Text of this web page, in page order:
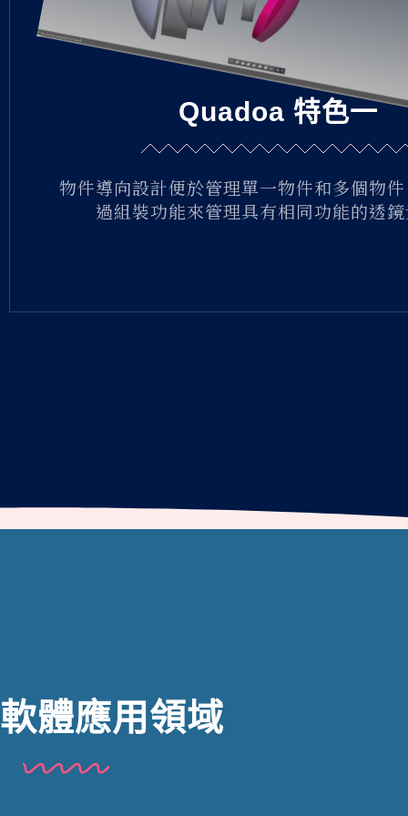
Quadoa 特色一
物件導向設計便於管理單一物件和多個物
過組裝功能來管理具有相同功能的透
軟體應用領域